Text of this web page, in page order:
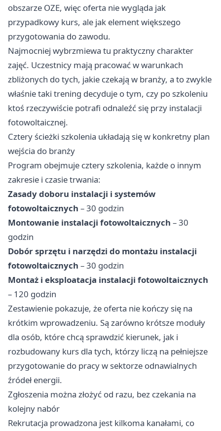
obszarze OZE, więc oferta nie wygląda jak
przypadkowy kurs, ale jak element większego
przygotowania do zawodu.
Najmocniej wybrzmiewa tu praktyczny charakter
zajęć. Uczestnicy mają pracować w warunkach
zbliżonych do tych, jakie czekają w branży, a to zwykle
właśnie taki trening decyduje o tym, czy po szkoleniu
ktoś rzeczywiście potrafi odnaleźć się przy instalacji
fotowoltaicznej.
Cztery ścieżki szkolenia układają się w konkretny plan
wejścia do branży
Program obejmuje cztery szkolenia, każde o innym
zakresie i czasie trwania:
Zasady doboru instalacji i systemów
fotowoltaicznych – 30 godzin
Montowanie instalacji fotowoltaicznych – 30
godzin
Dobór sprzętu i narzędzi do montażu instalacji
fotowoltaicznych – 30 godzin
Montaż i eksploatacja instalacji fotowoltaicznych
– 120 godzin
Zestawienie pokazuje, że oferta nie kończy się na
krótkim wprowadzeniu. Są zarówno krótsze moduły
dla osób, które chcą sprawdzić kierunek, jak i
rozbudowany kurs dla tych, którzy liczą na pełniejsze
przygotowanie do pracy w sektorze odnawialnych
źródeł energii.
Zgłoszenia można złożyć od razu, bez czekania na
kolejny nabór
Rekrutacja prowadzona jest kilkoma kanałami, co